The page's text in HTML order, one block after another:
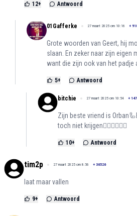
12+ Antwoord
01Gafferke 27 maart 2025 om 10:16 +
Grote woorden van Geert, hij
slaan. En zeker naar zijn
want die zijn ook van het
5+ Antwoord
bitchie 27 maart 2025 om 10:54 +
Zijn beste vriend is
toch niet krijgen🤷🏻‍♀️🤦🏻‍♀️
10+ Antwoord
tim2p 27 maart 2025 om 8:56 + 36526
laat maar vallen
9+ Antwoord